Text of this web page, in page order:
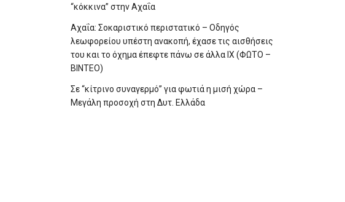
“κόκκινα” στην Αχαΐα
Αχαΐα: Σοκαριστικό περιστατικό – Οδηγός
λεωφορείου υπέστη ανακοπή, έχασε τις αισθήσεις
του και το όχημα έπεφτε πάνω σε άλλα ΙΧ (ΦΩΤΟ –
ΒΙΝΤΕΟ)
Σε “κίτρινο συναγερμό” για φωτιά η μισή χώρα –
Μεγάλη προσοχή στη Δυτ. Ελλάδα